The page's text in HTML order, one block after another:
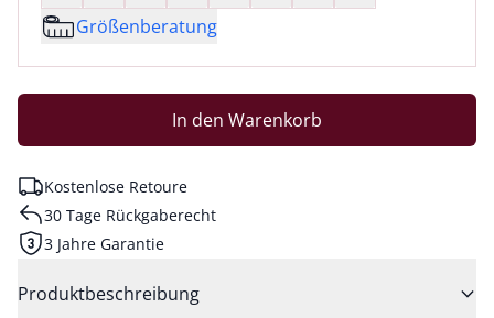
Größenberatung
In den Warenkorb
Kostenlose Retoure
30 Tage Rückgaberecht
3 Jahre Garantie
Produktbeschreibung